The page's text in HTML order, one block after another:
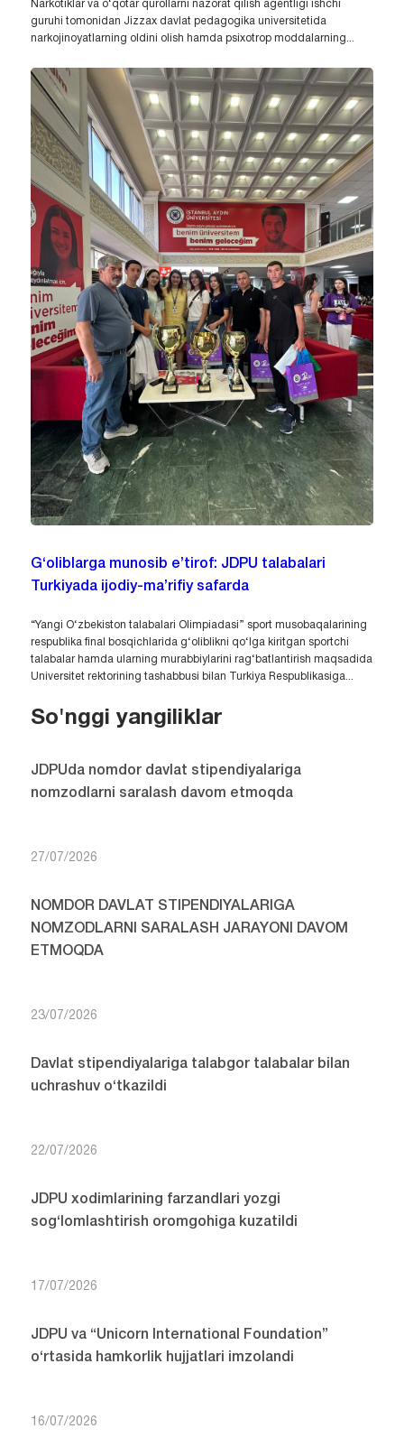
Narkotiklar va o‘qotar qurollarni nazorat qilish agentligi ishchi
guruhi tomonidan Jizzax davlat pedagogika universitetida
narkojinoyatlarning oldini olish hamda psixotrop moddalarning...
G‘oliblarga munosib e’tirof: JDPU talabalari
Turkiyada ijodiy-ma’rifiy safarda
“Yangi O‘zbekiston talabalari Olimpiadasi” sport musobaqalarining
respublika final bosqichlarida g‘oliblikni qo‘lga kiritgan sportchi
talabalar hamda ularning murabbiylarini rag‘batlantirish maqsadida
Universitet rektorining tashabbusi bilan Turkiya Respublikasiga...
So'nggi yangiliklar
JDPUda nomdor davlat stipendiyalariga
nomzodlarni saralash davom etmoqda
27/07/2026
NOMDOR DAVLAT STIPENDIYALARIGA
NOMZODLARNI SARALASH JARAYONI DAVOM
ETMOQDA
23/07/2026
Davlat stipendiyalariga talabgor talabalar bilan
uchrashuv o‘tkazildi
22/07/2026
JDPU xodimlarining farzandlari yozgi
sog‘lomlashtirish oromgohiga kuzatildi
17/07/2026
JDPU va “Unicorn International Foundation”
o‘rtasida hamkorlik hujjatlari imzolandi
16/07/2026